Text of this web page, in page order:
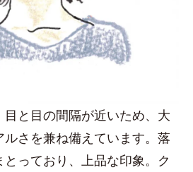
と目の間隔が近いため、大
ルさを兼ね備えています。落
っており、上品な印象。ク